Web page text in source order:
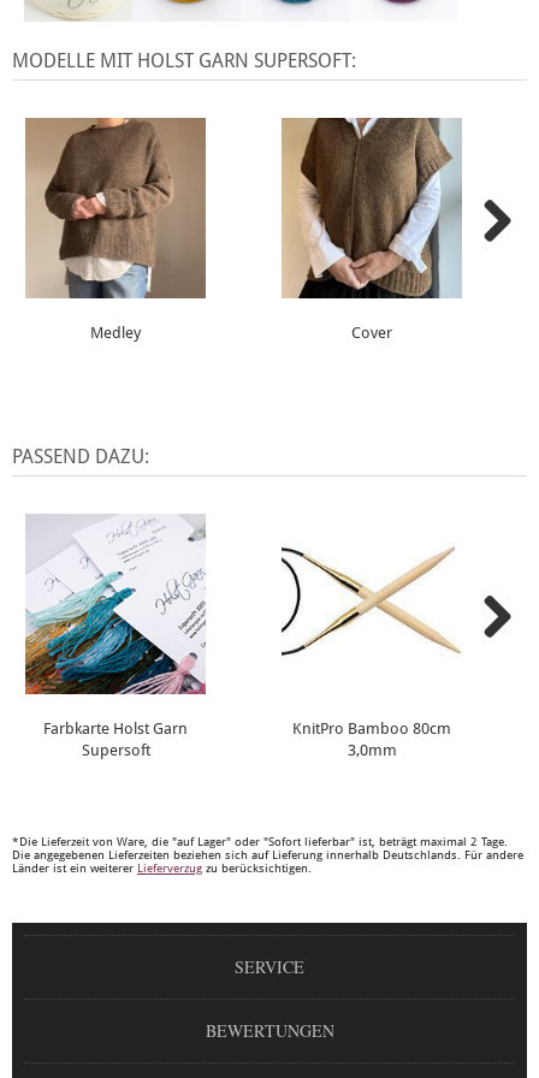
MODELLE MIT HOLST GARN SUPERSOFT:
Medley Cover
PASSEND DAZU:
Farbkarte Holst Garn
Supersoft
KnitPro Bamboo 80cm
3,0mm
*Die Lieferzeit von Ware, die "auf Lager" oder "Sofort lieferbar" ist, beträgt maximal 2 Tage.
Die angegebenen Lieferzeiten beziehen sich auf Lieferung innerhalb Deutschlands. Für andere
Länder ist ein weiterer Lieferverzug zu berücksichtigen.
SERVICE
BEWERTUNGEN